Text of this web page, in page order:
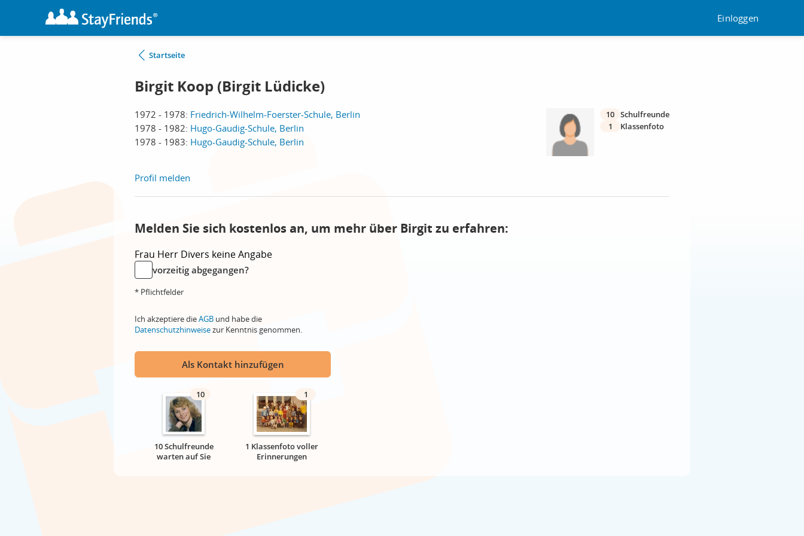
Einloggen
Startseite
Birgit Koop (Birgit Lüdicke)
1972 - 1978: Friedrich-Wilhelm-Foerster-Schule, Berlin
1978 - 1982: Hugo-Gaudig-Schule, Berlin
1978 - 1983: Hugo-Gaudig-Schule, Berlin
10 Schulfreunde
1
Klassenfoto
Profil melden
Melden Sie sich kostenlos an, um mehr über Birgit zu erfahren:
Frau Herr Divers keine Angabe
vorzeitig abgegangen?
* Pflichtfelder
Ich akzeptiere dieAGB und habe die
Datenschutzhinweisezur Kenntnis genommen.
Als Kontakt hinzufügen
10
10 Schulfreunde
warten auf Sie
1
1 Klassenfoto voller
Erinnerungen